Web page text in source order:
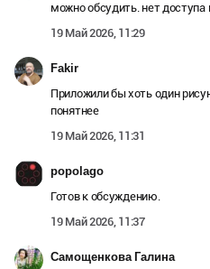
можно обсудить. нет
19 Май 2026, 11:29
Fakir
Приложили бы хоть один
понятнее
19 Май 2026, 11:31
popolago
Готов к обсуждению.
19 Май 2026, 11:37
Самощенкова Галина